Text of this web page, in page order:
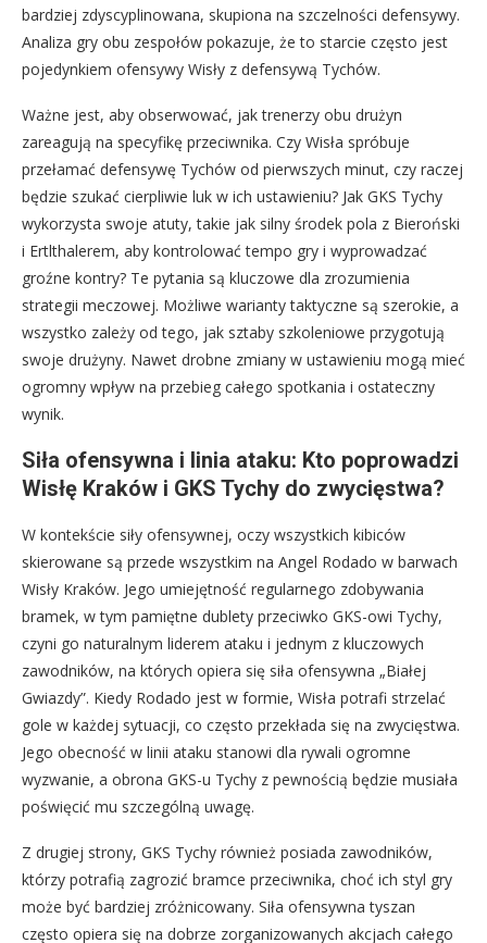
bardziej zdyscyplinowana, skupiona na szczelności defensywy.
Analiza gry obu zespołów pokazuje, że to starcie często jest
pojedynkiem ofensywy Wisły z defensywą Tychów.
Ważne jest, aby obserwować, jak trenerzy obu drużyn
zareagują na specyfikę przeciwnika. Czy Wisła spróbuje
przełamać defensywę Tychów od pierwszych minut, czy raczej
będzie szukać cierpliwie luk w ich ustawieniu? Jak GKS Tychy
wykorzysta swoje atuty, takie jak silny środek pola z Bieroński
i Ertlthalerem, aby kontrolować tempo gry i wyprowadzać
groźne kontry? Te pytania są kluczowe dla zrozumienia
strategii meczowej. Możliwe warianty taktyczne są szerokie, a
wszystko zależy od tego, jak sztaby szkoleniowe przygotują
swoje drużyny. Nawet drobne zmiany w ustawieniu mogą mieć
ogromny wpływ na przebieg całego spotkania i ostateczny
wynik.
Siła ofensywna i linia ataku: Kto poprowadzi
Wisłę Kraków i GKS Tychy do zwycięstwa?
W kontekście siły ofensywnej, oczy wszystkich kibiców
skierowane są przede wszystkim na Angel Rodado w barwach
Wisły Kraków. Jego umiejętność regularnego zdobywania
bramek, w tym pamiętne dublety przeciwko GKS-owi Tychy,
czyni go naturalnym liderem ataku i jednym z kluczowych
zawodników, na których opiera się siła ofensywna „Białej
Gwiazdy”. Kiedy Rodado jest w formie, Wisła potrafi strzelać
gole w każdej sytuacji, co często przekłada się na zwycięstwa.
Jego obecność w linii ataku stanowi dla rywali ogromne
wyzwanie, a obrona GKS-u Tychy z pewnością będzie musiała
poświęcić mu szczególną uwagę.
Z drugiej strony, GKS Tychy również posiada zawodników,
którzy potrafią zagrozić bramce przeciwnika, choć ich styl gry
może być bardziej zróżnicowany. Siła ofensywna tyszan
często opiera się na dobrze zorganizowanych akcjach całego